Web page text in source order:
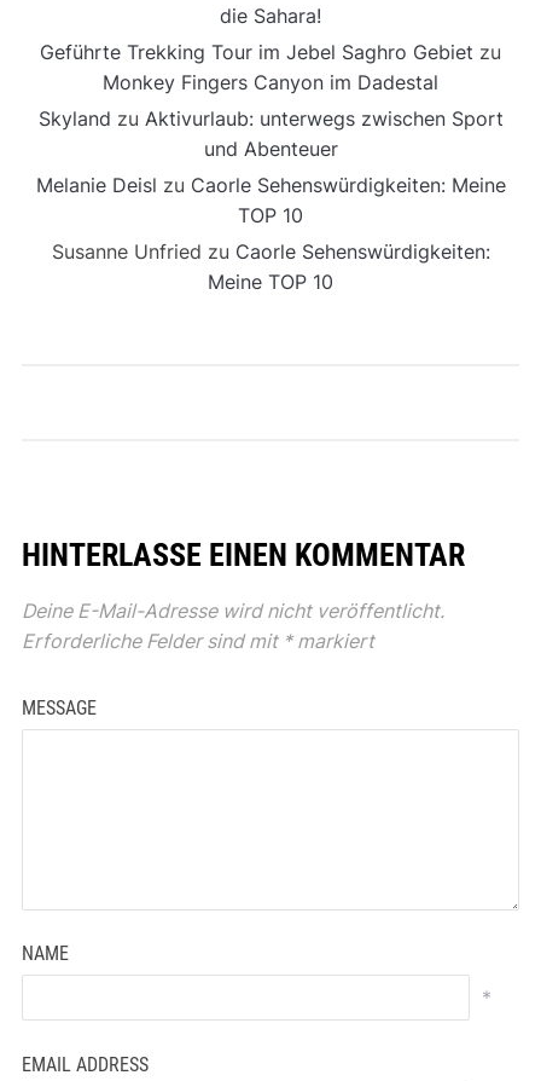
die Sahara!
Geführte Trekking Tour im Jebel Saghro Gebiet zu
Monkey Fingers Canyon im Dadestal
Skyland zu Aktivurlaub: unterwegs zwischen Sport
und Abenteuer
Melanie Deisl zu Caorle Sehenswürdigkeiten: Meine
TOP 10
Susanne Unfried zu Caorle Sehenswürdigkeiten:
Meine TOP 10
HINTERLASSE EINEN KOMMENTAR
Deine E-Mail-Adresse wird nicht veröffentlicht.
Erforderliche Felder sind mit *markiert
MESSAGE
NAME
*
EMAIL ADDRESS